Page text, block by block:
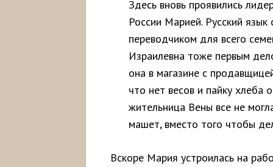
Здесь вновь проявились
России Марией. Русский
переводчиком для всего
Израилевна тоже первым
она в магазине с
что нет весов и пайку
жительница Вены все не
машет, вместо того чтобы
Вскоре Мария устроилась на